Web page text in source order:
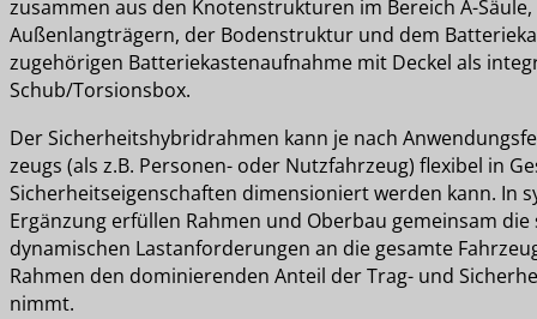
zusammen aus den Knotenstrukturen im Bereich A-
Außenlangträgern, der Bodenstruktur und dem
zugehörigen Batteriekastenaufnahme mit Deckel als
Schub/Torsionsbox.
Der Sicherheitshybridrahmen kann je nach
zeugs (als z.B. Personen- oder Nutzfahrzeug) flexibel in
Sicherheitseigenschaften dimensioniert werden kann. In
Ergänzung erfüllen Rahmen und Oberbau gemeinsam
dynamischen Lastanforderungen an die gesamte
Rahmen den dominierenden Anteil der Trag- und
nimmt.